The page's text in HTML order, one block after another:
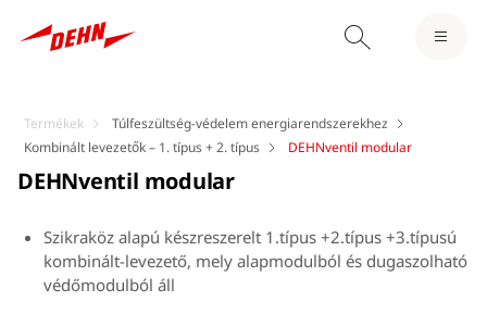
Termékek
Túlfeszültség-védelem energiarendszerekhez
Kombinált levezetők – 1. típus + 2. típus
DEHNventil modular
DEHNventil modular
Szikraköz alapú készreszerelt 1.típus +2.típus +3.típusú
kombinált-levezető, mely alapmodulból és dugaszolható
védőmodulból áll